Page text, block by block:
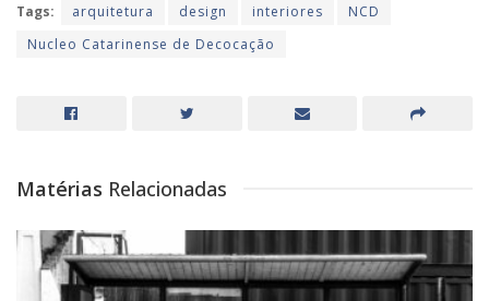
Tags: arquitetura design interiores
NCD
Nucleo Catarinense de Decocação
Matérias Relacionadas